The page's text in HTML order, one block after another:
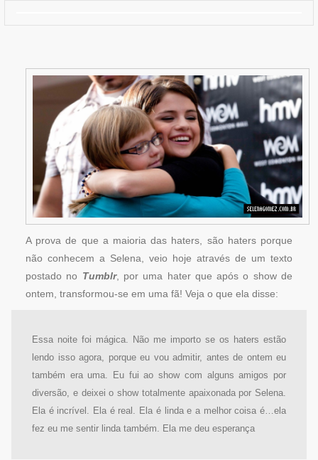
A prova de que a maioria das haters, são haters porque
não conhecem a Selena, veio hoje através de um texto
postado no Tumblr, por uma hater que após o show de
ontem, transformou-se em uma fã! Veja o que ela disse:
Essa noite foi mágica. Não me importo se os haters estão
lendo isso agora, porque eu vou admitir, antes de ontem eu
também era uma. Eu fui ao show com alguns amigos por
diversão, e deixei o show totalmente apaixonada por Selena.
Ela é incrível. Ela é real. Ela é linda e a melhor coisa é…ela
fez eu me sentir linda também. Ela me deu esperança